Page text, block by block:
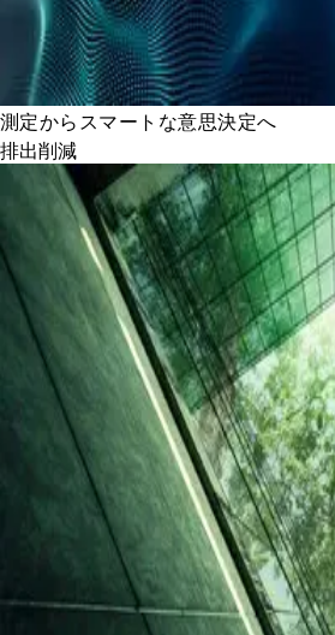
測定からスマートな意思決定へ
排出削減